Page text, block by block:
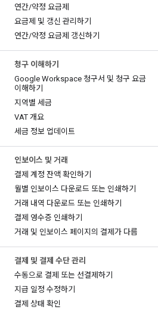
연간/약정 요금제
요금제 및 갱신 관리하기
연간/약정 요금제 갱신하기
청구 이해하기
Google Workspace 청구서 및 청구 요금
이해하기
지역별 세금
VAT 개요
세금 정보 업데이트
인보이스 및 거래
결제 계정 잔액 확인하기
월별 인보이스 다운로드 또는 인쇄하기
거래 내역 다운로드 또는 인쇄하기
결제 영수증 인쇄하기
거래 및 인보이스 페이지의 결제가 다름
결제 및 결제 수단 관리
수동으로 결제 또는 선결제하기
지급 일정 수정하기
결제 상태 확인